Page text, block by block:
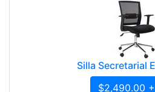
Silla Secretarial
$2,490.00